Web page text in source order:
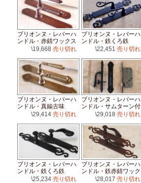
ブリオンヌ・レバーハ
ンドル・赤錆ワックス
\19,668 売り切れ
ブリオンヌ・レバーハ
ンドル・鉄くろ鉄
\22,451 売り切れ
ブリオンヌ・レバーハ
ンドル・真鍮古味
\29,414 売り切れ
ブリオンヌ・レバーハ
ンドル・サムターン付
\29,018 売り切れ
ブリオンヌ・レバーハ
ンドル・鉄くろ鉄
\25,234 売り切れ
ブリオンヌ・レバーハ
ンドル・鉄赤錆ワック
\28,017 売り切れ